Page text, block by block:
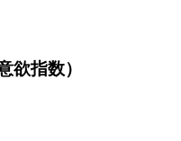
欲指数）